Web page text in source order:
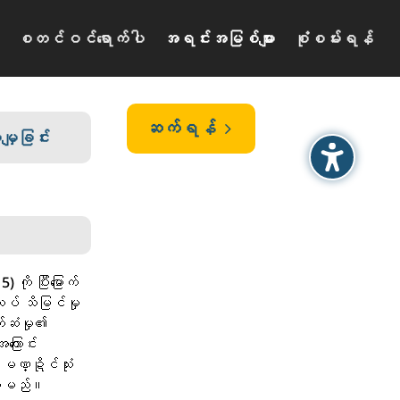
စတင်ဝင်ရောက်ပါ အရင်းအမြစ်များ စုံစမ်းရန်
ျှခြင်း
ြီးမြောက်
သိမြင်မှု
က်ဆံမှု၏
ာင်း
မဏ္ဍိုင်သုံး
မည်။
5
ဆက်ရန်